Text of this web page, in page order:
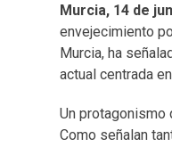
Murcia, 14 de
envejecimiento
Murcia, ha
actual centrada
Un protagonismo
Como señalan